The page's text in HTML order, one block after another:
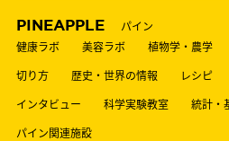
PINEAPPLE
パイン
健康ラボ
美容ラボ 植物学・農学
切り方
歴史・世界の情報 レシピ
インタビュー
科学実験教室 統計・
パイン関連施設